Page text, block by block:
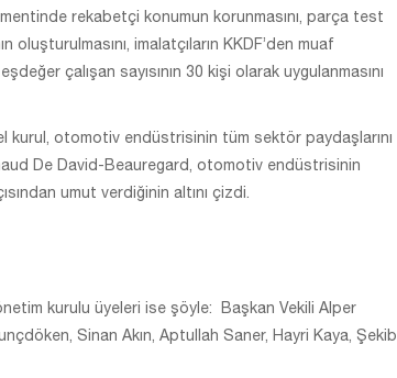
rekabetçi konumun korunmasını, parça test
oluşturulmasını, imalatçıların KKDF’den muaf
çalışan sayısının 30 kişi olarak uygulanmasını
kurul, otomotiv endüstrisinin tüm sektör paydaşlarını
De David-Beauregard, otomotiv endüstrisinin
umut verdiğinin altını çizdi.
kurulu üyeleri ise şöyle: Başkan Vekili Alper
Sinan Akın, Aptullah Saner, Hayri Kaya, Şekib